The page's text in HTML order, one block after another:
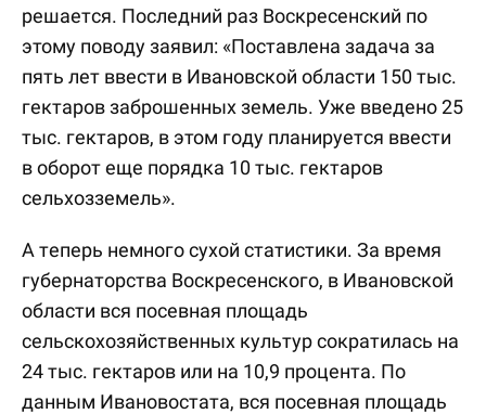
решается. Последний раз Воскресенский по
этому поводу заявил: «Поставлена задача за
пять лет ввести в Ивановской области 150 тыс.
гектаров заброшенных земель. Уже введено 25
тыс. гектаров, в этом году планируется ввести
в оборот еще порядка 10 тыс. гектаров
сельхозземель».
А теперь немного сухой статистики. За время
губернаторства Воскресенского, в Ивановской
области вся посевная площадь
сельскохозяйственных культур сократилась на
24 тыс. гектаров или на 10,9 процента. По
данным Ивановостата, вся посевная площадь